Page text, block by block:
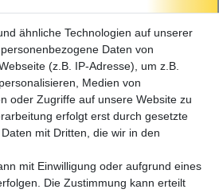
-kosten
ähnliche Technologien auf unserer
Daten von
(z.B. IP-Adresse), um z.B.
Medien von
oder Zugriffe auf unsere Website zu
erfolgt erst durch gesetzte
mit Dritten, die wir in den
mit Einwilligung oder aufgrund eines
Die Zustimmung kann erteilt